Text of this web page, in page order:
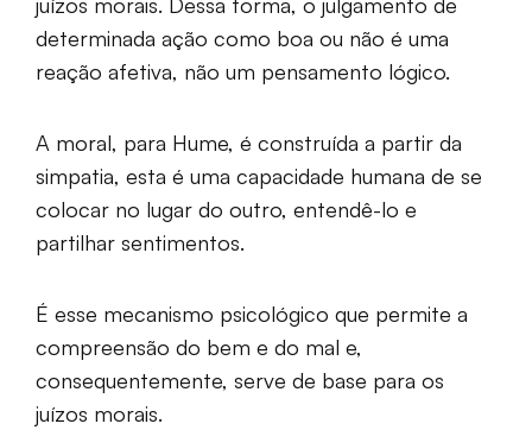
determinada ação como boa ou não é uma
reação afetiva, não um pensamento lógico.
A moral, para Hume, é construída a partir da
simpatia, esta é uma capacidade humana de se
colocar no lugar do outro, entendê-lo e
partilhar sentimentos.
É esse mecanismo psicológico que permite a
compreensão do bem e do mal e,
consequentemente, serve de base para os
juízos morais.